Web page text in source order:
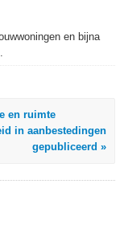
en bijna
en ruimte
in aanbestedingen
gepubliceerd »